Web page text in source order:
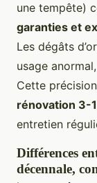
une tempête)
garanties et
Les dégâts
usage
Cette
rénovation 3-
entretien
Différences
décennale,